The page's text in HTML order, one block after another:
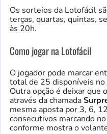
Os sorteios da Lotofácil
terças, quartas, quintas,
às 20h.
Como jogar na Lotofácil
O jogador pode marcar
total de 25 disponíveis no
Outra opção é deixar que
através da chamada
mesma aposta por 3, 6,
consecutivos marcando
conforme mostra o